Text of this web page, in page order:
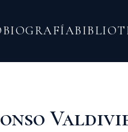
BIOGRAFÍA